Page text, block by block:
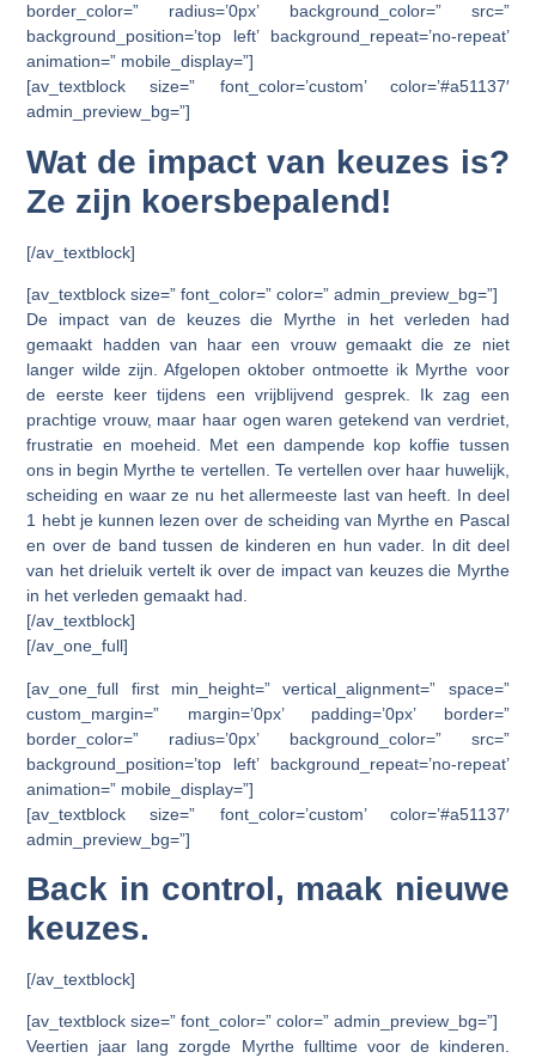
border_color=” radius=’0px’ background_color=” src=”
background_position=’top left’ background_repeat=’no-repeat’
animation=” mobile_display=”]
[av_textblock size=” font_color=’custom’ color=’#a51137′
admin_preview_bg=”]
Wat de impact van keuzes is?
Ze zijn koersbepalend!
[/av_textblock]
[av_textblock size=” font_color=” color=” admin_preview_bg=”]
De impact van de keuzes die Myrthe in het verleden had
gemaakt hadden van haar een vrouw gemaakt die ze niet
langer wilde zijn. Afgelopen oktober ontmoette ik Myrthe voor
de eerste keer tijdens een vrijblijvend gesprek. Ik zag een
prachtige vrouw, maar haar ogen waren getekend van verdriet,
frustratie en moeheid. Met een dampende kop koffie tussen
ons in begin Myrthe te vertellen. Te vertellen over haar huwelijk,
scheiding en waar ze nu het allermeeste last van heeft. In deel
1 hebt je kunnen lezen over de scheiding van Myrthe en Pascal
en over de band tussen de kinderen en hun vader. In dit deel
van het drieluik vertelt ik over de impact van keuzes die Myrthe
in het verleden gemaakt had.
[/av_textblock]
[/av_one_full]
[av_one_full first min_height=” vertical_alignment=” space=”
custom_margin=” margin=’0px’ padding=’0px’ border=”
border_color=” radius=’0px’ background_color=” src=”
background_position=’top left’ background_repeat=’no-repeat’
animation=” mobile_display=”]
[av_textblock size=” font_color=’custom’ color=’#a51137′
admin_preview_bg=”]
Back in control, maak nieuwe
keuzes.
[/av_textblock]
[av_textblock size=” font_color=” color=” admin_preview_bg=”]
Veertien jaar lang zorgde Myrthe fulltime voor de kinderen.